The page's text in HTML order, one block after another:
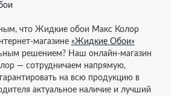
что Жидкие обои Макс Колор
магазине «Жидкие Обои»
решением? Наш онлайн-магазин
— сотрудничаем напрямую,
на всю продукцию в
актуальное наличие и лучший